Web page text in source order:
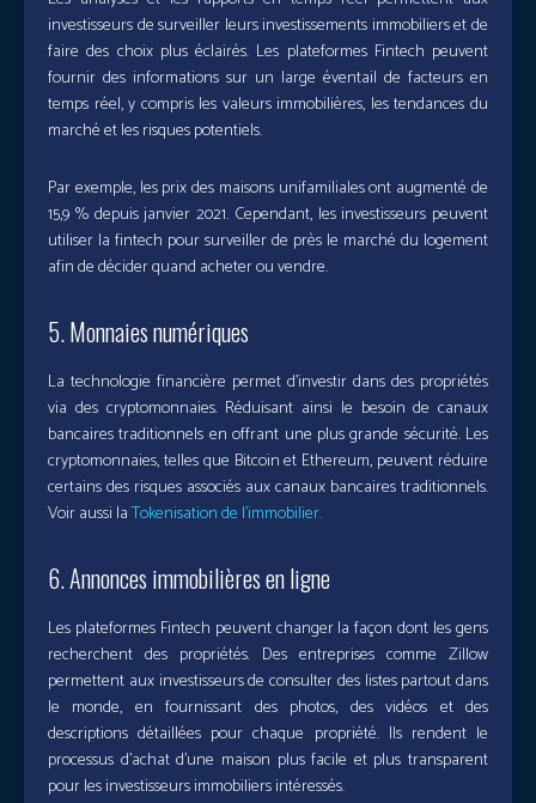
investisseurs de surveiller leurs investissements immobiliers et de
faire des choix plus éclairés. Les plateformes Fintech peuvent
fournir des informations sur un large éventail de facteurs en
temps réel, y compris les valeurs immobilières, les tendances du
marché et les risques potentiels.
Par exemple, les prix des maisons unifamiliales ont augmenté de
15,9 % depuis janvier 2021. Cependant, les investisseurs peuvent
utiliser la fintech pour surveiller de près le marché du logement
afin de décider quand acheter ou vendre.
5. Monnaies numériques
La technologie financière permet d’investir dans des propriétés
via des cryptomonnaies. Réduisant ainsi le besoin de canaux
bancaires traditionnels en offrant une plus grande sécurité. Les
cryptomonnaies, telles que Bitcoin et Ethereum, peuvent réduire
certains des risques associés aux canaux bancaires traditionnels.
Voir aussi laTokenisation de l’immobilier.
6. Annonces immobilières en ligne
Les plateformes Fintech peuvent changer la façon dont les gens
recherchent des propriétés. Des entreprises comme Zillow
permettent aux investisseurs de consulter des listes partout dans
le monde, en fournissant des photos, des vidéos et des
descriptions détaillées pour chaque propriété. Ils rendent le
processus d’achat d’une maison plus facile et plus transparent
pour les investisseurs immobiliers intéressés.